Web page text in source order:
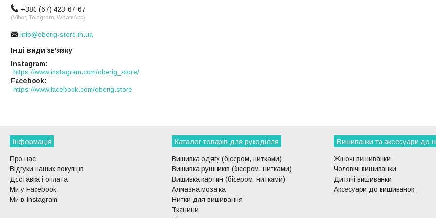
+380 (67) 423-67-67
(Viber, Telegram, WhatsApp)
info@oberig-store.in.ua
Інші види зв'язку
Instagram
https://www.instagram.com/oberig_store/
Facebook
https://www.facebook.com/oberig.store
Інформація
Про нас
Відгуки наших покупців
Доставка і оплата
Ми у Facebook
Ми в Instagram
Каталог товарів для рукоділля
Вишивка одягу (бісером, нитками)
Вишивка рушників (бісером, нитками)
Вишивка картин (бісером, нитками)
Алмазна мозаїка
Нитки для вишивання
Тканини
Вишиванки та аксесуари до
Жіночі вишиванки
Чоловічі вишиванки
Дитячі вишиванки
Аксесуари до вишиванок